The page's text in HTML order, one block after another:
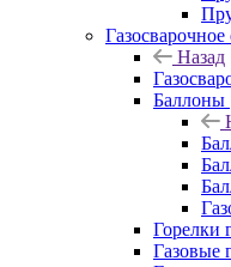
Назад
Баллоны
Горелки
Газовые